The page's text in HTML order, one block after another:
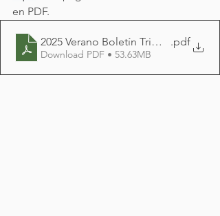
en PDF.
2025 Verano Boletín Trimestral
.pdf
Download PDF • 53.63MB